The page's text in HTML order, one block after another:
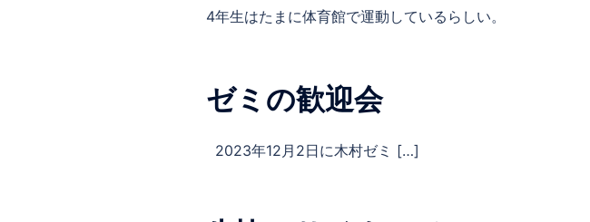
4年生はたまに体育館で運動しているらしい。
ゼミの歓迎会
2023年12月2日に木村ゼミ […]